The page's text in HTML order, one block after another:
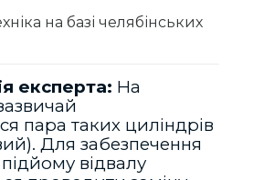
на базі челябінських
експерта: На
пара таких циліндрів
Для забезпечення
відвалу